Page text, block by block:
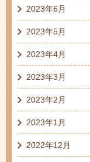
2023年6月
2023年5月
2023年4月
2023年3月
2023年2月
2023年1月
2022年12月